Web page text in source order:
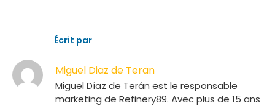
Écrit par
Miguel Diaz de Teran
Miguel Díaz de Terán est le responsable
marketing de Refinery89. Avec plus de 15 ans